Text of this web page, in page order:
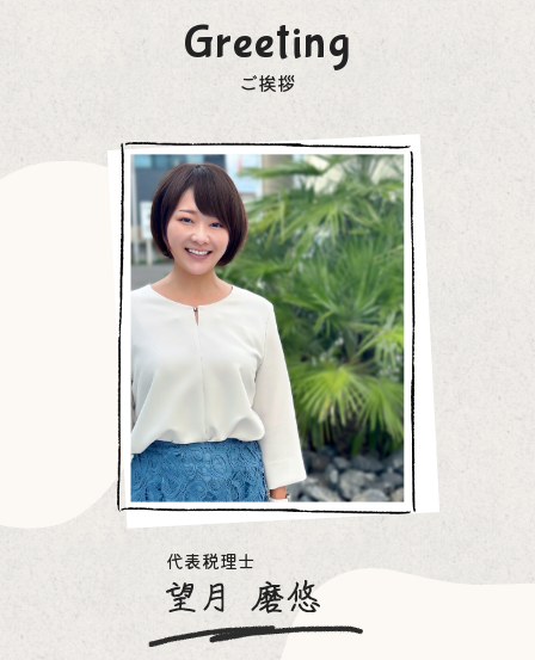
Greeting
ご挨拶
代表税理士
望月磨悠